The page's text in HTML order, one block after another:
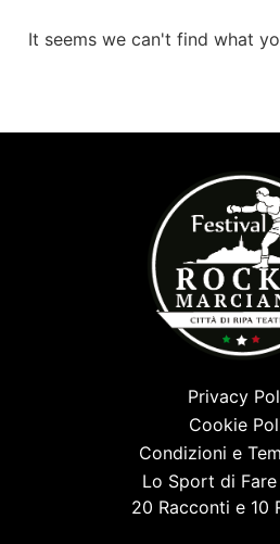
It seems we can't find what
Privacy
Cookie
Condizioni e
Lo Sport di
20 Racconti e 10